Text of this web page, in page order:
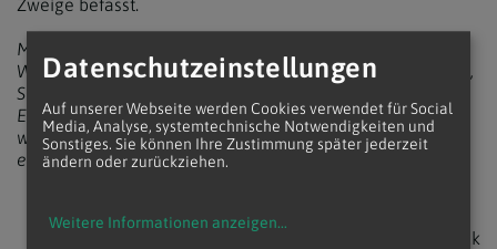
Zweige befasst.
Maximilian Alexander Trofaier, Die irischen Mönche des
Wiener Schottenklosters (1155–1418). Verlag: EOS-Verlag,
St. Ottilien
Es kann im Klosterladen des Schottenstifts erworben
werden. Außerdem ist es im regulären Buchhandel
erhältlich.
zurück
Datenschutzeinstellungen
Auf unserer Webseite werden Cookies verwendet für Social
Media, Analyse, systemtechnische Notwendigkeiten und
Sonstiges. Sie können Ihre Zustimmung später jederzeit
ändern oder zurückziehen.
Weitere Informationen anzeigen...